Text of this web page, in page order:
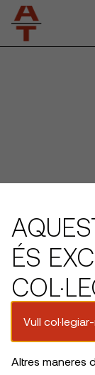
ÉS
Vull
Altres maneres